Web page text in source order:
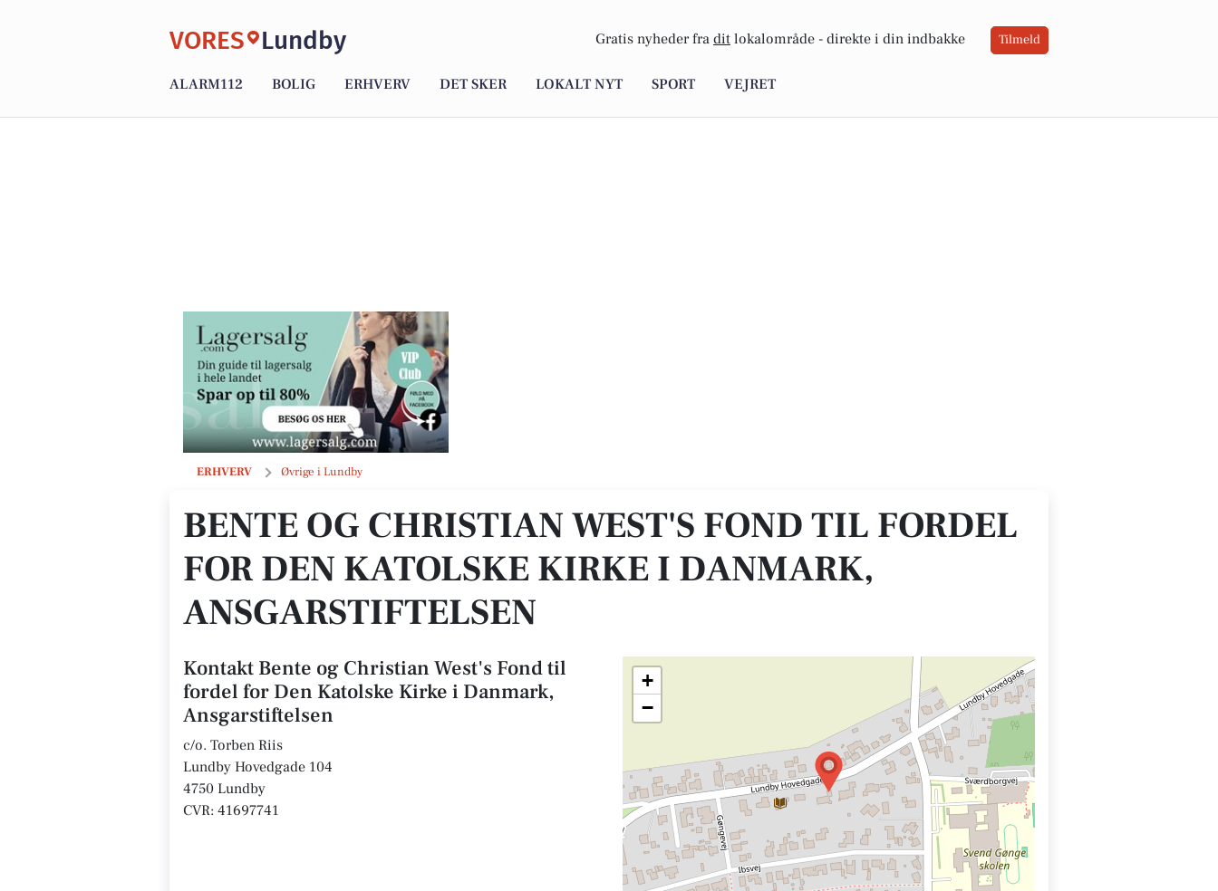
VORES Lundby Gratis nyheder fra dit lokalområde - direkte i din indbakke Tilmeld
ALARM112 BOLIG ERHVERV DET SKER LOKALT NYT SPORT VEJRET
ERHVERV Øvrige i Lundby
Bente og Christian West's Fond til fordel for Den Katolske Kirke i Danmark, Ansgarstiftelsen
BENTE OG CHRISTIAN WEST'S FOND TIL FORDEL
FOR DEN KATOLSKE KIRKE I DANMARK,
ANSGARSTIFTELSEN
Kontakt Bente og Christian West's Fond til
fordel for Den Katolske Kirke i Danmark,
Ansgarstiftelsen
c/o. Torben Riis
Lundby Hovedgade 104
4750 Lundby
CVR: 41697741
+
−